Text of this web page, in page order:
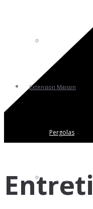
Extension Maison
Pergolas